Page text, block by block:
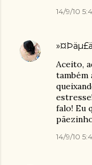
14/9/10
Aceito,
também
falo! Eu
14/9/10